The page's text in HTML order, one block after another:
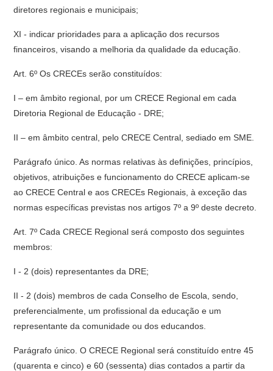
diretores regionais e municipais;
XI - indicar prioridades para a aplicação dos recursos
financeiros, visando a melhoria da qualidade da educação.
Art. 6º Os CRECEs serão constituídos:
I – em âmbito regional, por um CRECE Regional em cada
Diretoria Regional de Educação - DRE;
II – em âmbito central, pelo CRECE Central, sediado em SME.
Parágrafo único. As normas relativas às definições, princípios,
objetivos, atribuições e funcionamento do CRECE aplicam-se
ao CRECE Central e aos CRECEs Regionais, à exceção das
normas específicas previstas nos artigos 7º a 9º deste decreto.
Art. 7º Cada CRECE Regional será composto dos seguintes
membros:
I - 2 (dois) representantes da DRE;
II - 2 (dois) membros de cada Conselho de Escola, sendo,
preferencialmente, um profissional da educação e um
representante da comunidade ou dos educandos.
Parágrafo único. O CRECE Regional será constituído entre 45
(quarenta e cinco) e 60 (sessenta) dias contados a partir da